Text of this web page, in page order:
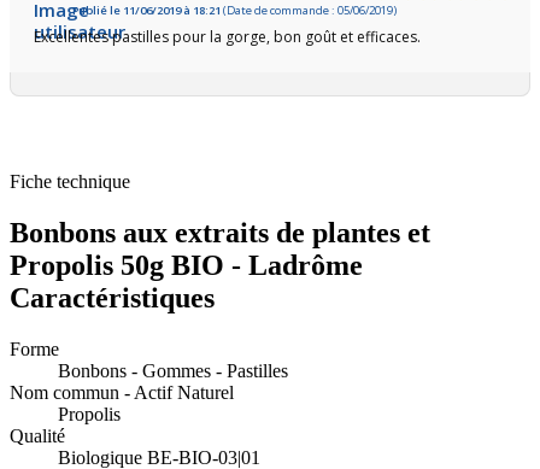
Publié le 11/06/2019 à 18:21 (Date de commande : 05/06/2019)
Excellentes pastilles pour la gorge, bon goût et efficaces.
Fiche technique
Bonbons aux extraits de plantes et
Propolis 50g BIO - Ladrôme
Caractéristiques
Forme
Bonbons - Gommes - Pastilles
Nom commun - Actif Naturel
Propolis
Qualité
Biologique BE-BIO-03|01